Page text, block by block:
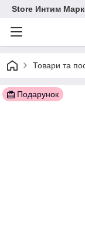
Store Интим
Товари та
Подарунок